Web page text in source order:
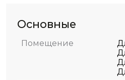
Основные
Помещение